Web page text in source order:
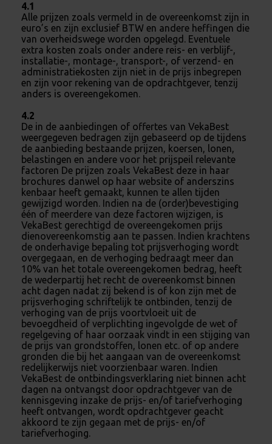
4.1
Alle prijzen zoals vermeld in de overeenkomst zijn in
euro’s en zijn exclusief BTW en andere heffingen die
van overheidswege worden opgelegd. Eventuele
extra kosten zoals onder andere reis- en verblijf-,
installatie-, montage-, transport-, of verzend- en
administratiekosten zijn niet in de prijs inbegrepen
en zijn voor rekening van de opdrachtgever, tenzij
anders is overeengekomen.
4.2
De in de aanbiedingen of offertes van VekaBest
weergegeven bedragen zijn gebaseerd op de tijdens
de aanbieding bestaande prijzen, koersen, lonen,
belastingen en andere voor het prijspeil relevante
factoren De prijzen zoals VekaBest deze in haar
brochures danwel op haar website of anderszins
kenbaar heeft gemaakt, kunnen te allen tijden
gewijzigd worden. Indien na de (order)bevestiging
één of meerdere van deze factoren wijzigen, is
VekaBest gerechtigd de overeengekomen prijs
dienovereenkomstig aan te passen. Indien krachtens
de onderhavige bepaling tot prijsverhoging wordt
overgegaan, en de verhoging bedraagt meer dan
10% van het totale overeengekomen bedrag, heeft
de wederpartij het recht de overeenkomst binnen
acht dagen nadat zij bekend is of kon zijn met de
prijsverhoging schriftelijk te ontbinden, tenzij de
verhoging van de prijs voortvloeit uit de
bevoegdheid of verplichting ingevolgde de wet of
regelgeving of haar oorzaak vindt in een stijging van
de prijs van grondstoffen, lonen etc. of op andere
gronden die bij het aangaan van de overeenkomst
redelijkerwijs niet voorzienbaar waren. Indien
VekaBest de ontbindingsverklaring niet binnen acht
dagen na ontvangst door opdrachtgever van de
kennisgeving inzake de prijs- en/of tariefverhoging
heeft ontvangen, wordt opdrachtgever geacht
akkoord te zijn gegaan met de prijs- en/of
tariefverhoging.